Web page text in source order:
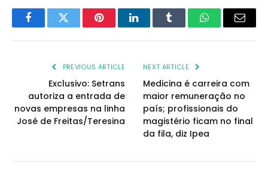
FacebookTwitter PinterestLinkedInTumblr WhatsAppEmail
PREVIOUS ARTICLE
Exclusivo: Setrans
autoriza a entrada de
novas empresas na linha
José de Freitas/Teresina
NEXT ARTICLE
Medicina é carreira com
maior remuneração no
país; profissionais do
magistério ficam no final
da fila, diz Ipea